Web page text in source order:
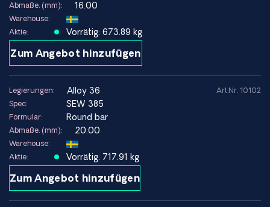
Abmaße. (mm): 16.00
Warehouse:
Aktie:
Vorrätig: 673.89 kg
Zum Angebot hinzufügen
Legierungen: alloy 36
Spec: SEW 385
Formular: Round bar
Abmaße. (mm): 20.00
Warehouse:
Aktie:
Vorrätig: 717.91 kg
Zum Angebot hinzufügen
Art.Nr. 10102